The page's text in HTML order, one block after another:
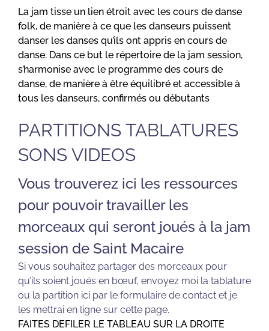
La jam tisse un lien étroit avec les cours de danse
folk, de manière à ce que les danseurs puissent
danser les danses qu’ils ont appris en cours de
danse. Dans ce but le répertoire de la jam session,
s’harmonise avec le programme des cours de
danse, de manière à être équilibré et accessible à
tous les danseurs, confirmés ou débutants
PARTITIONS TABLATURES
SONS VIDEOS
Vous trouverez ici les ressources
pour pouvoir travailler les
morceaux qui seront joués à la jam
session de Saint Macaire
Si vous souhaitez partager des morceaux pour
qu’ils soient joués en bœuf, envoyez moi la tablature
ou la partition ici par le formulaire de contact et je
les mettrai en ligne sur cette page.
FAITES DEFILER LE TABLEAU SUR LA DROITE